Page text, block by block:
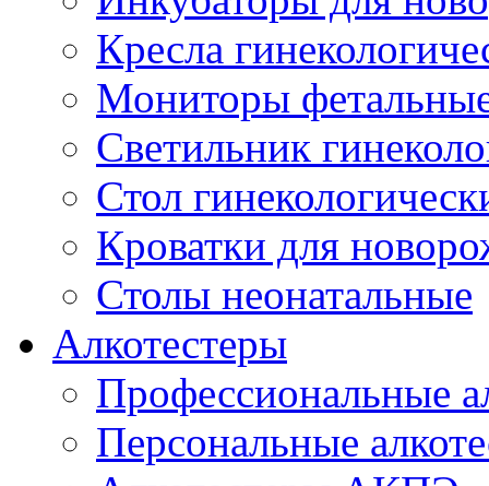
Кресла
Мониторы
Светильник
Стол
Кроватки для
Столы неонатальные
Алкотестеры
Профессиональные
Персональные